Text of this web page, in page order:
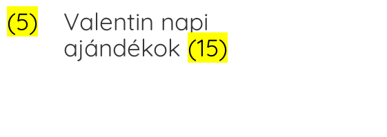
(5)
Valentin napi
ajándékok (15)